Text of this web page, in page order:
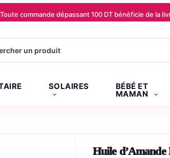
commande dépassant 100 DT bénéficie de
SOLAIRES BÉBÉ ET
MAMAN
Huile